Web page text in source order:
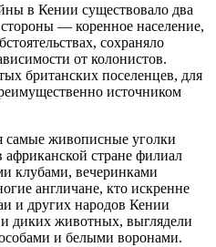
в Кении существовало два
— коренное население,
сохраняло
от колонистов.
британских поселенцев, для
источником
самые живописные уголки
стране филиал
клубами, вечеринками
англичане, кто искренне
и других народов Кении
диких животных, выглядели
и белыми воронами.